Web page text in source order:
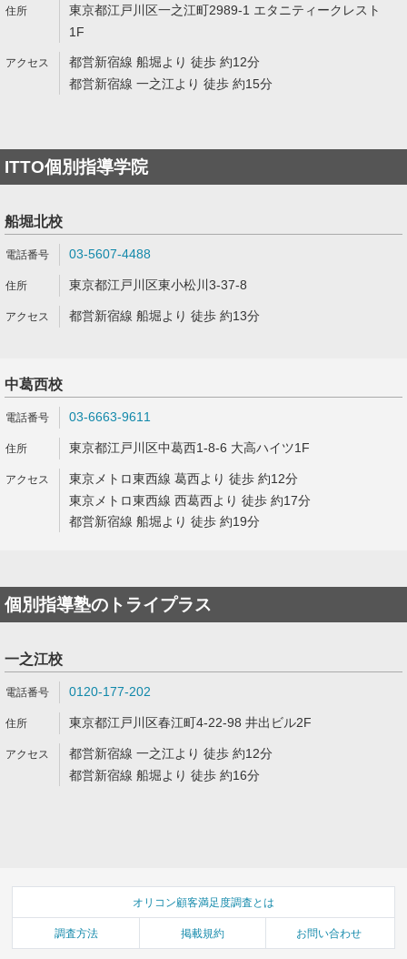
東京都江戸川区一之江町2989-1 エタニティークレスト
1F
都営新宿線 船堀より 徒歩 約12分
都営新宿線 一之江より 徒歩 約15分
ITTO個別指導学院
船堀北校
03-5607-4488
東京都江戸川区東小松川3-37-8
都営新宿線 船堀より 徒歩 約13分
中葛西校
03-6663-9611
東京都江戸川区中葛西1-8-6 大高ハイツ1F
東京メトロ東西線 葛西より 徒歩 約12分
東京メトロ東西線 西葛西より 徒歩 約17分
都営新宿線 船堀より 徒歩 約19分
個別指導塾のトライプラス
一之江校
0120-177-202
東京都江戸川区春江町4-22-98 井出ビル2F
都営新宿線 一之江より 徒歩 約12分
都営新宿線 船堀より 徒歩 約16分
オリコン顧客満足度調査とは
調査方法 掲載規約 お問い合わせ